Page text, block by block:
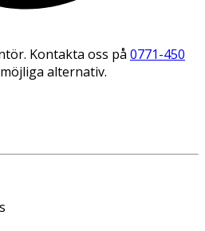
Kontakta oss på 0771-450
alternativ.